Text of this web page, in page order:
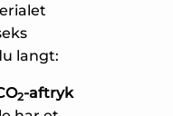
langt:
2-aftryk